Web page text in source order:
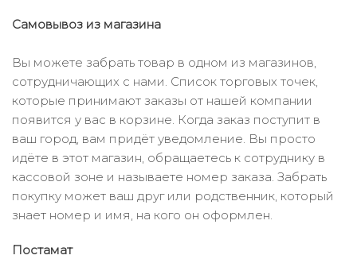
Самовывоз из магазина
Вы можете забрать товар в одном из магазинов,
сотрудничающих с нами. Список торговых точек,
которые принимают заказы от нашей компании
появится у вас в корзине. Когда заказ поступит в
ваш город, вам придёт уведомление. Вы просто
идёте в этот магазин, обращаетесь к сотруднику в
кассовой зоне и называете номер заказа. Забрать
покупку может ваш друг или родственник, который
знает номер и имя, на кого он оформлен.
Постамат